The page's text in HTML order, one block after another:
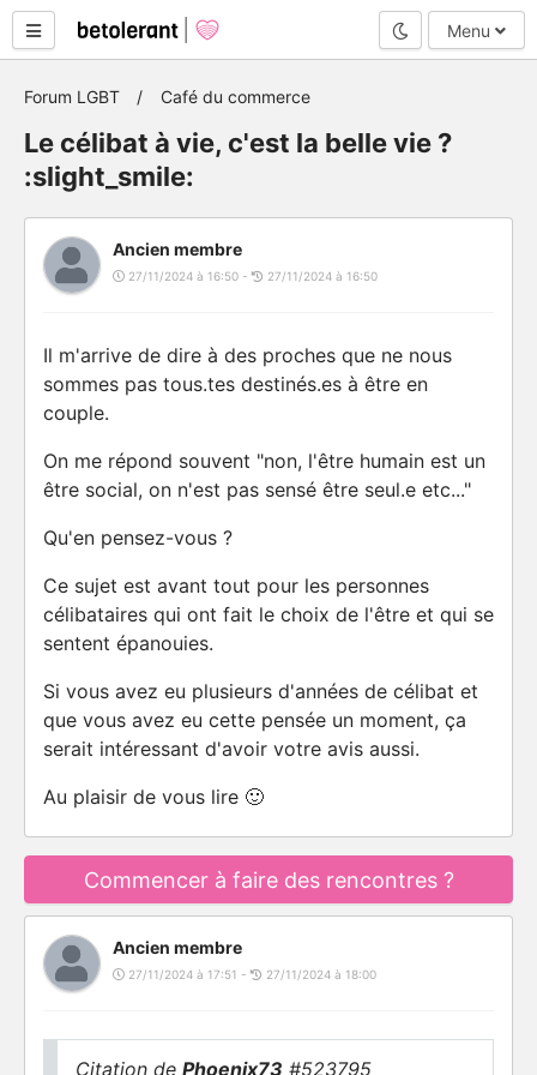
Mode nuit
Menu
Forum LGBT Café du commerce
Le célibat à vie, c'est la belle vie ?
:slight_smile:
Ancien membre
27/11/2024 à 16:50 - 27/11/2024 à 16:50
Il m'arrive de dire à des proches que ne nous
sommes pas tous.tes destinés.es à être en
couple.
On me répond souvent "non, l'être humain est un
être social, on n'est pas sensé être seul.e etc..."
Qu'en pensez-vous ?
Ce sujet est avant tout pour les personnes
célibataires qui ont fait le choix de l'être et qui se
sentent épanouies.
Si vous avez eu plusieurs d'années de célibat et
que vous avez eu cette pensée un moment, ça
serait intéressant d'avoir votre avis aussi.
Au plaisir de vous lire 🙂
Commencer à faire des rencontres ?
Ancien membre
27/11/2024 à 17:51 - 27/11/2024 à 18:00
Citation de Phoenix73 #523795